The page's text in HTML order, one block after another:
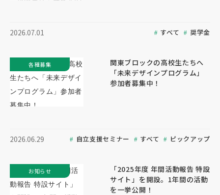
2026.07.01 すべて 奨学金
関東ブロックの高校生たちへ
「未来デザインプログラム」
参加者募集中！
2026.06.29 自立支援セミナー すべて ピックアップ
各種募集
「2025年度 年間活動報告 特設
サイト」を開設。1年間の活動
を一挙公開！
お知らせ